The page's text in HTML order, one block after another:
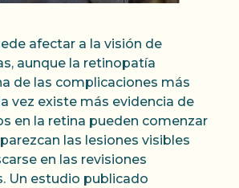
afectar a la visión de
aunque la retinopatía
de las complicaciones más
vez existe más evidencia de
en la retina pueden comenzar
las lesiones visibles
en las revisiones
Un estudio publicado